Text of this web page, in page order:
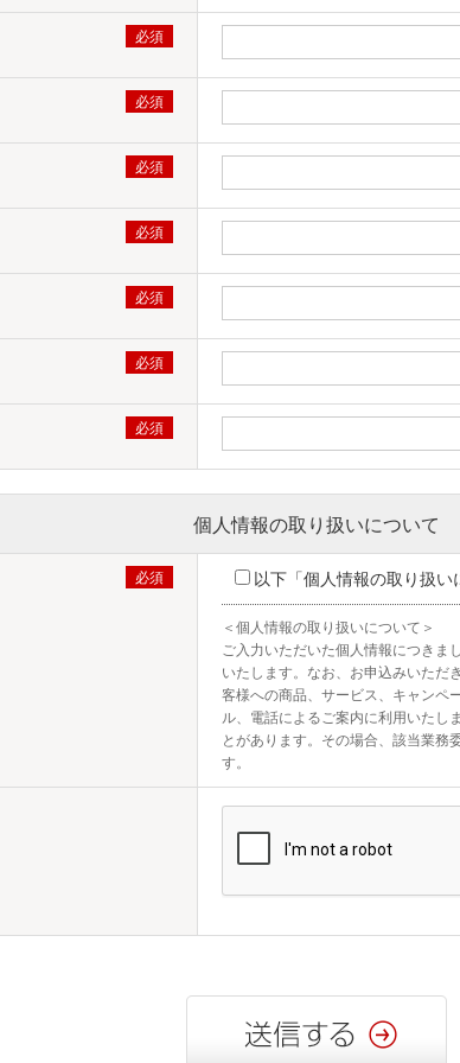
個人情報の取り扱いについて
以下「個人情報の取り扱い
＜個人情報の取り扱いについて＞
ご入力いただいた個人情報につきま
いたします。なお、お申込みいただ
客様への商品、サービス、キャンペ
ル、電話によるご案内に利用いたし
とがあります。その場合、該当業務
す。